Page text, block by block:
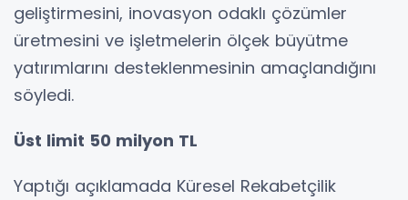
geliştirmesini, inovasyon odaklı çözümler
üretmesini ve işletmelerin ölçek büyütme
yatırımlarını desteklenmesinin amaçlandığını
söyledi.
Üst limit 50 milyon TL
Yaptığı açıklamada Küresel Rekabetçilik